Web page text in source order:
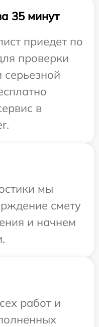
35 минут
приедет по
проверки
серьезной
в
мы
смету
и начнем
работ и